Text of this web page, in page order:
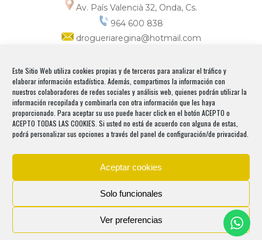
Este Sitio Web utiliza cookies propias y de terceros para analizar el tráfico y
elaborar información estadística. Además, compartimos la información con
nuestros colaboradores de redes sociales y análisis web, quienes podrán utilizar la
información recopilada y combinarla con otra información que les haya
proporcionado. Para aceptar su uso puede hacer click en el botón ACEPTO o
ACEPTO TODAS LAS COOKIES. Si usted no está de acuerdo con alguna de estas,
podrá personalizar sus opciones a través del panel de configuración/de privacidad.
Aceptar cookies
Solo funcionales
Ver preferencias
Av. País Valencià 32, Onda, Cs.
964 600 838
drogueriaregina@hotmail.com
Horario
Lunes a viernes
9:00_13:30 / 17:00_20:00
Copyright 2026© Droguería, Perfumería y
Serendipity Agencia Gráfica
POLÍTICA DE
TÉRMINOS Y CONDICIONES
FORMULARIO DE
DESISTIMIENTO/CONDICIONES GENERALES DE CONTRATACIÓN